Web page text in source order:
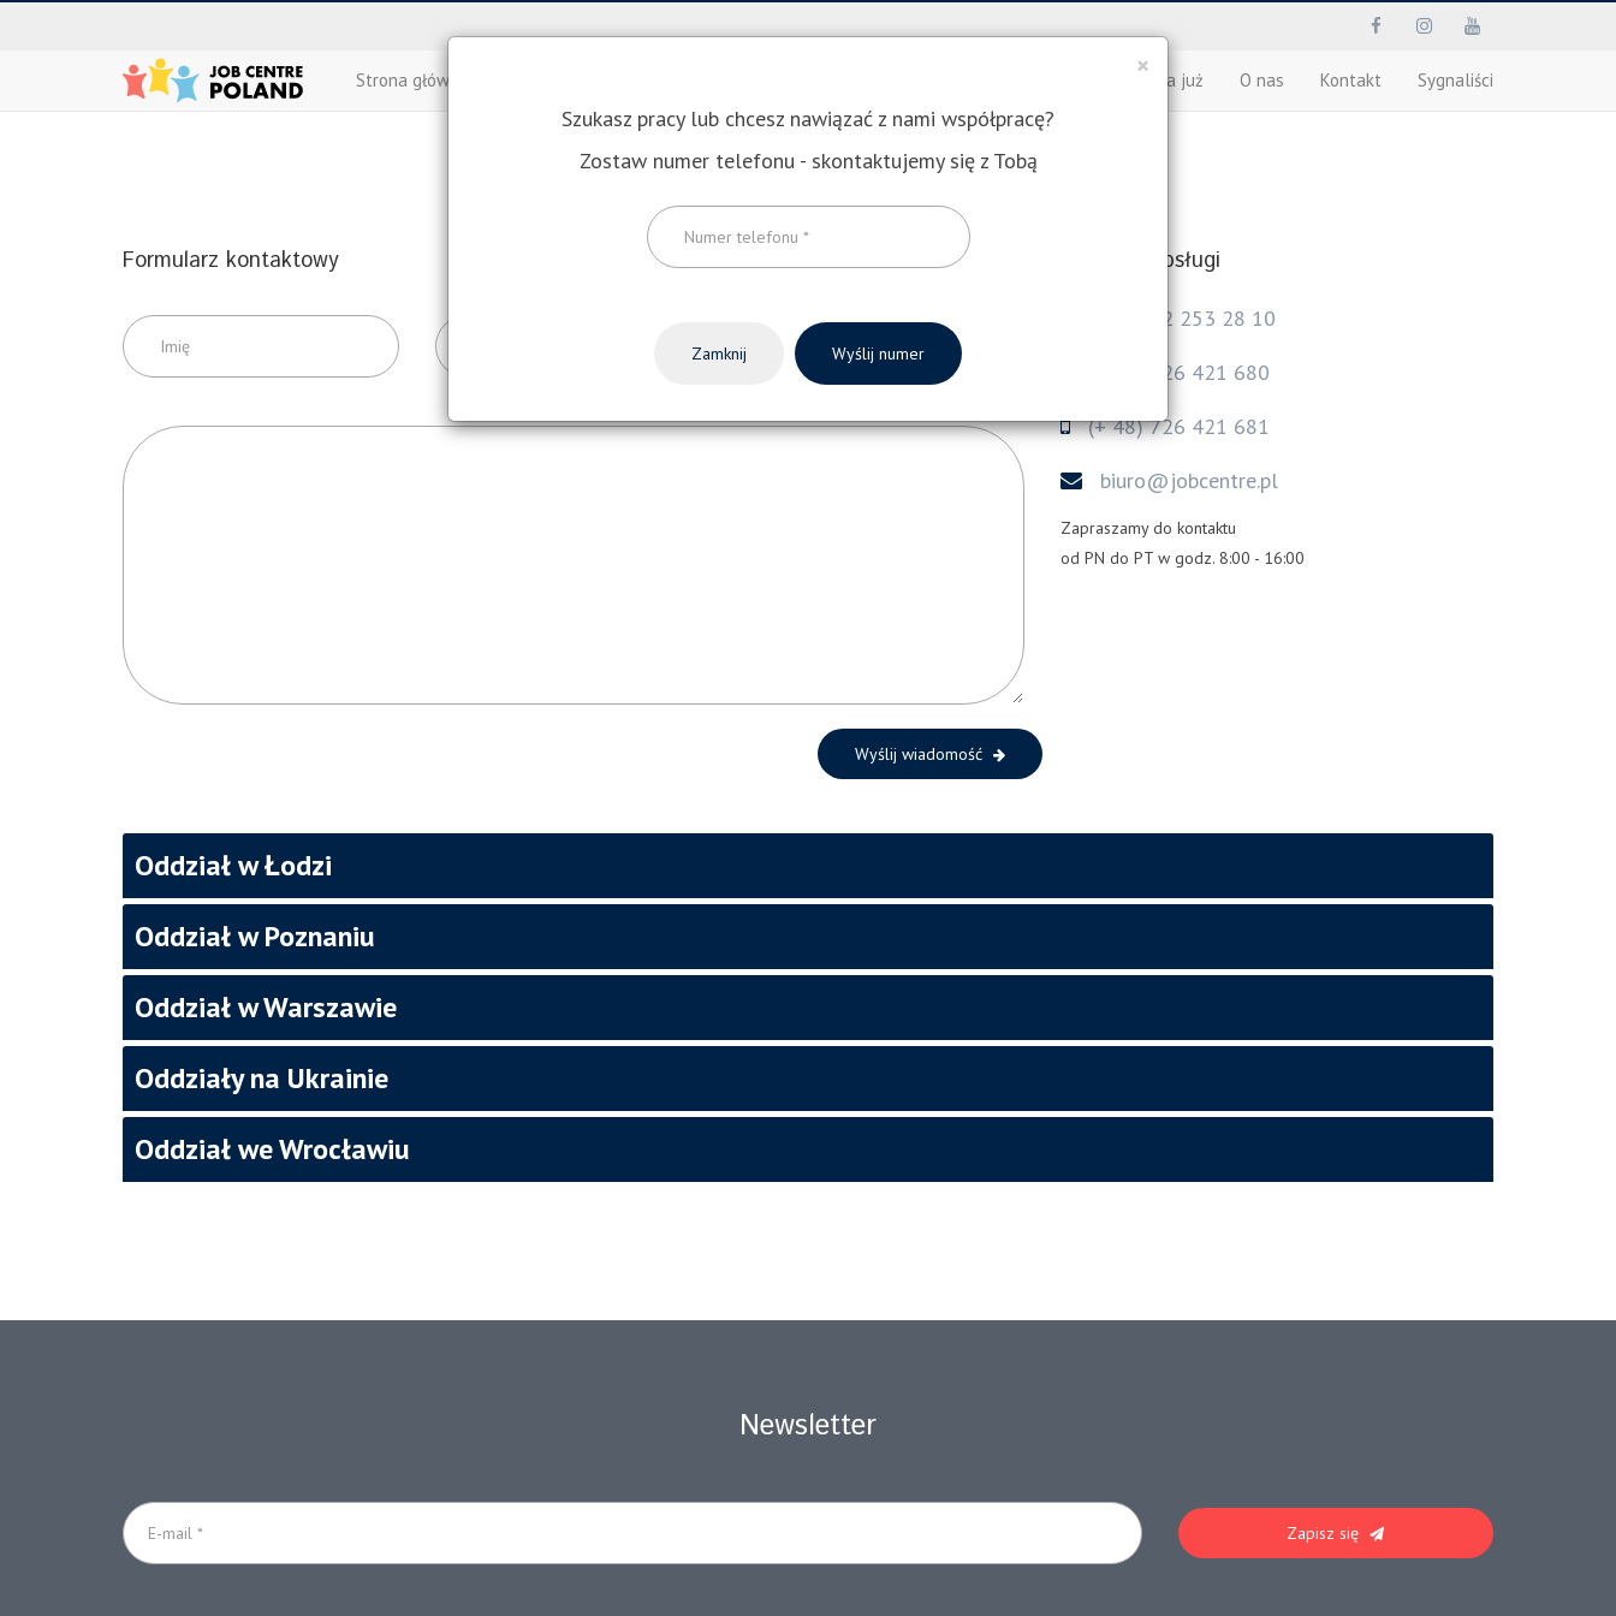
Strona główna Pracownik na już O nas Kontakt Sygnaliści
Formularz kontaktowy
Wyślij wiadomość
Centrum obsługi
(+ 48) 42 253 28 10
(+ 48) 726 421 680
(+ 48) 726 421 681
biuro@jobcentre.pl
Zapraszamy do kontaktu
od PN do PT w godz. 8:00 - 16:00
Oddział w Łodzi
Oddział w Poznaniu
Oddział w Warszawie
Oddziały na Ukrainie
Oddział we Wrocławiu
Newsletter
Zapisz się
×
Szukasz pracy lub chcesz nawiązać z nami współpracę?
Zostaw numer telefonu - skontaktujemy się z Tobą
Zamknij Wyślij numer